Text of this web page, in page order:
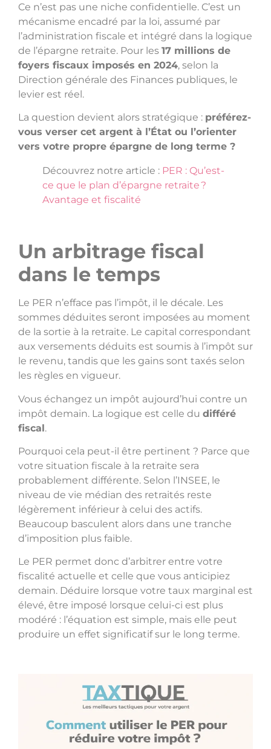
Ce n’est pas une niche confidentielle. C’est un
mécanisme encadré par la loi, assumé par
l’administration fiscale et intégré dans la logique
de l’épargne retraite. Pour les 17 millions de
foyers fiscaux imposés en 2024, selon la
Direction générale des Finances publiques, le
levier est réel.
La question devient alors stratégique : préférez-
vous verser cet argent à l’État ou l’orienter
vers votre propre épargne de long terme ?
Découvrez notre article : PER : Qu’est-
ce que le plan d’épargne retraite ?
Avantage et fiscalité
Un arbitrage fiscal
dans le temps
Le PER n’efface pas l’impôt, il le décale. Les
sommes déduites seront imposées au moment
de la sortie à la retraite. Le capital correspondant
aux versements déduits est soumis à l’impôt sur
le revenu, tandis que les gains sont taxés selon
les règles en vigueur.
Vous échangez un impôt aujourd’hui contre un
impôt demain. La logique est celle du différé
fiscal.
Pourquoi cela peut-il être pertinent ? Parce que
votre situation fiscale à la retraite sera
probablement différente. Selon l’INSEE, le
niveau de vie médian des retraités reste
légèrement inférieur à celui des actifs.
Beaucoup basculent alors dans une tranche
d’imposition plus faible.
Le PER permet donc d’arbitrer entre votre
fiscalité actuelle et celle que vous anticipiez
demain. Déduire lorsque votre taux marginal est
élevé, être imposé lorsque celui-ci est plus
modéré : l’équation est simple, mais elle peut
produire un effet significatif sur le long terme.